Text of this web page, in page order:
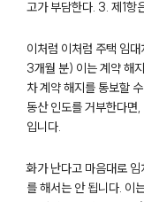
고가 부담한다. 3. 제1항
이처럼 이처럼 주택 임
3개월 분) 이는 계약 해
차 계약 해지를 통보할
동산 인도를 거부한다면
입니다.
화가 난다고 마음대로
를 해서는 안 됩니다. 이